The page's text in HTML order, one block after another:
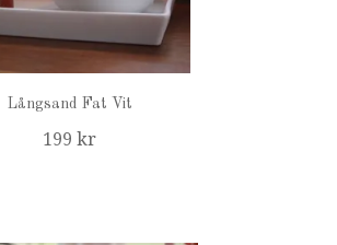
Långsand Fat Vit
199 kr